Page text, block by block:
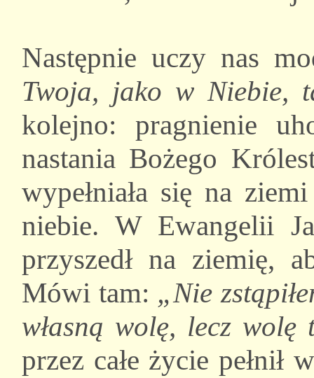
Następnie uczy nas
Twoja, jako w Niebie,
kolejno: pragnienie
nastania Bożego
wypełniała się na
niebie. W Ewangelii
przyszedł na ziemię,
Mówi tam: „Nie
własną wolę, lecz wolę
przez całe życie pełnił